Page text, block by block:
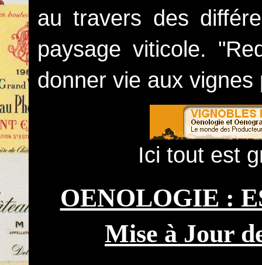
au travers des
paysage viticole.
donner vie aux
Ici tout est
OENOLOGIE :
Mise à Jour